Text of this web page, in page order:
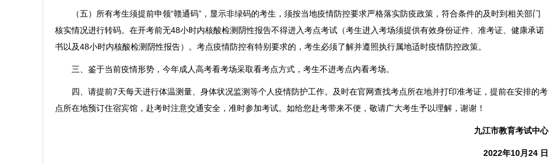
（五）所有考生须提前申领“赣通码”，显示非绿码的考生，须按当地疫情防控要求严格落实防疫政策，符合条件的及时到相关部门
核实情况进行转码。在开考前无48小时内核酸检测阴性报告不得进入考点考试（考生进入考场须提供有效身份证件、准考证、健康承诺
书以及48小时内核酸检测阴性报告）。考点疫情防控有特别要求的，考生必须了解并遵照执行属地适时疫情防控政策。
三、鉴于当前疫情形势，今年成人高考看考场采取看考点方式，考生不进考点内看考场。
四、请提前7天每天进行体温测量、身体状况监测等个人疫情防护工作。及时在官网查找考点所在地并打印准考证，提前在安排的考
点所在地预订住宿宾馆，赴考时注意交通安全，准时参加考试。如给您赴考带来不便，敬请广大考生予以理解，谢谢！
九江市教育考试中心
2022年10月24 日